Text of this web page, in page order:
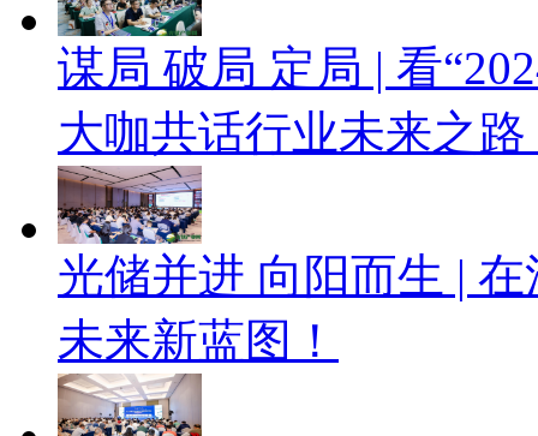
谋局 破局 定局 | 看
大咖共话行业未来之路
光储并进 向阳而生 |
未来新蓝图！